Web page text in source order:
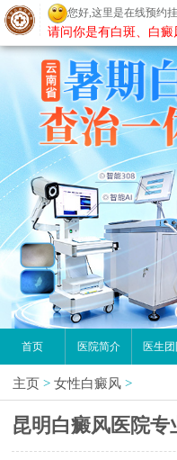
昆
首页 医院简介 医生团
主页 > 女性白癜风 >
昆明白癜风医院专
请问你是有白斑、白癜